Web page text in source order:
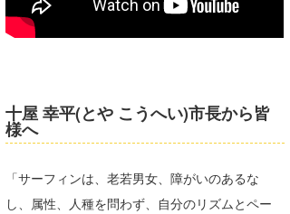
十屋 幸平(とや こうへい)市長から皆
様へ
「サーフィンは、老若男女、障がいのあるな
し、属性、人種を問わず、自分のリズムとペー
SancheZ
wanda
banpaku